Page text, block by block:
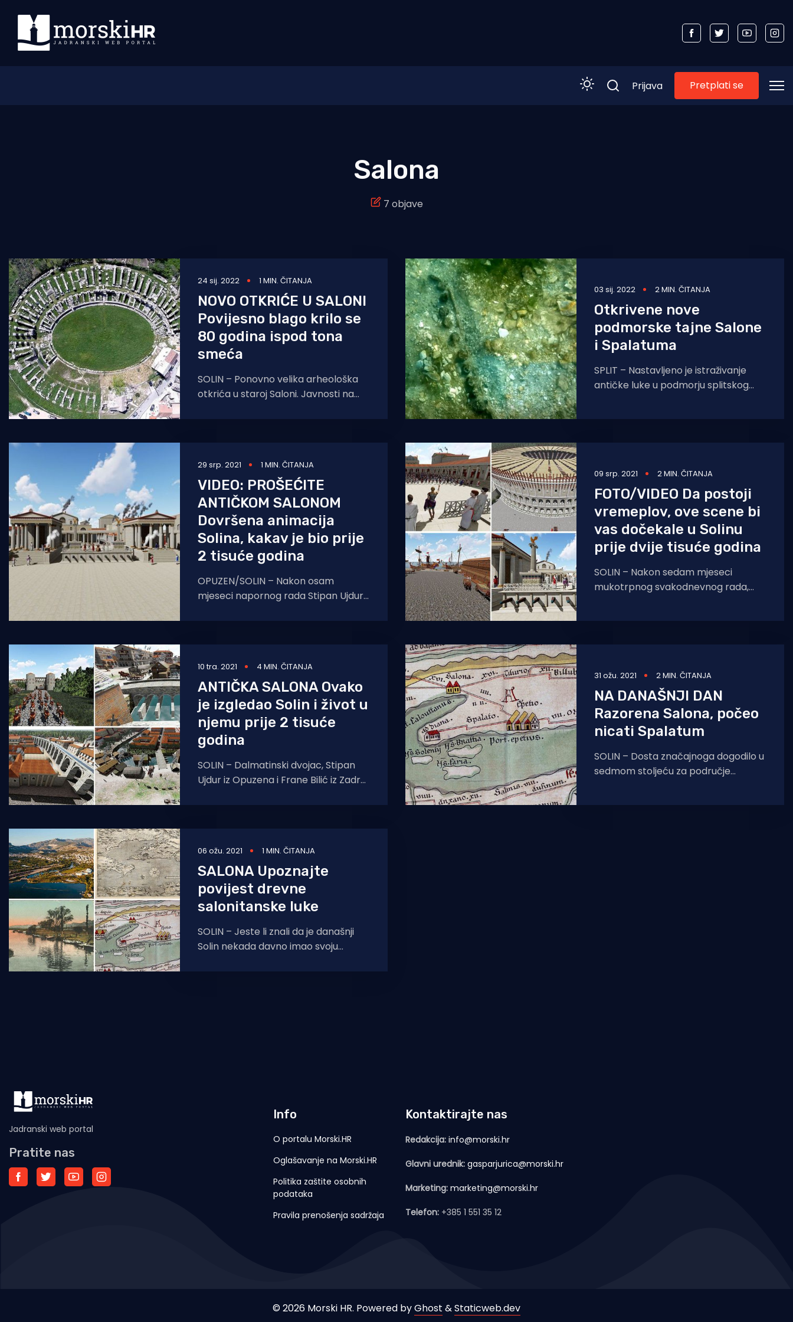
Turizam i nautika
Pomorstvo
Ribolov
Ekologija
Tradicija i kultura
Prijava Pretplati se
Salona
7 objave
24 sij. 2022 1 MIN. ČITANJA
NOVO OTKRIĆE U SALONI
Povijesno blago krilo se
80 godina ispod tona
smeća
SOLIN – Ponovno velika arheološka
otkrića u staroj Saloni. Javnosti na
postali su dostupni impresivni ostaci
03 sij. 2022 2 MIN. ČITANJA
Otkrivene nove
podmorske tajne Salone
i Spalatuma
SPLIT – Nastavljeno je istraživanje
antičke luke u podmorju splitskog
29 srp. 2021 1 MIN. ČITANJA
VIDEO: PROŠEĆITE
ANTIČKOM SALONOM
Dovršena animacija
Solina, kakav je bio prije
2 tisuće godina
OPUZEN/SOLIN – Nakon osam
mjeseci napornog rada Stipan Ujdur
animaciju stare Salone. – Bilo je
09 srp. 2021 2 MIN. ČITANJA
FOTO/VIDEO Da postoji
vremeplov, ove scene bi
vas dočekale u Solinu
prije dvije tisuće godina
SOLIN – Nakon sedam mjeseci
mukotrpnog svakodnevnog rada,
10 tra. 2021 4 MIN. ČITANJA
ANTIČKA SALONA Ovako
je izgledao Solin i život u
njemu prije 2 tisuće
godina
SOLIN – Dalmatinski dvojac, Stipan
Ujdur iz Opuzena i Frane Bilić iz Zadra
dalmatinskog rimskog geo-
31 ožu. 2021 2 MIN. ČITANJA
NA DANAŠNJI DAN
Razorena Salona, počeo
nicati Spalatum
SOLIN – Dosta značajnoga dogodilo u
sedmom stoljeću za područje
06 ožu. 2021 1 MIN. ČITANJA
SALONA Upoznajte
povijest drevne
salonitanske luke
SOLIN – Jeste li znali da je današnji
Solin nekada davno imao svoju
kojoj prvi zapisi
Jadranski web portal
Pratite nas
Info
O portalu Morski.HR
Oglašavanje na Morski.HR
Politika zaštite osobnih
podataka
Pravila prenošenja sadržaja
Kontaktirajte nas
Redakcija: info@morski.hr
Glavni urednik: gasparjurica@morski.hr
Marketing: marketing@morski.hr
Telefon: +385 1 551 35 12
© 2026 Morski HR. Powered byGhost &Staticweb.dev